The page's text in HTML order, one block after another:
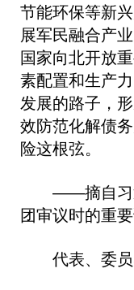
节能环保等新
展军民融合产
国家向北开放
素配置和生产
发展的路子，
效防范化解债
险这根弦。
——摘自习近
团审议时的重
代表、委